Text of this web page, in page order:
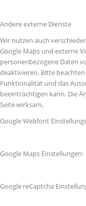
Andere externe Dienste
Wir nutzen auch
Google Maps und externe
personenbezogene Daten
deaktivieren. Bitte beachten
Funktionalität und das
beeinträchtigen kann. Die
Seite wirksam.
Google Webfont
Google Maps Einstellungen:
Google reCaptcha